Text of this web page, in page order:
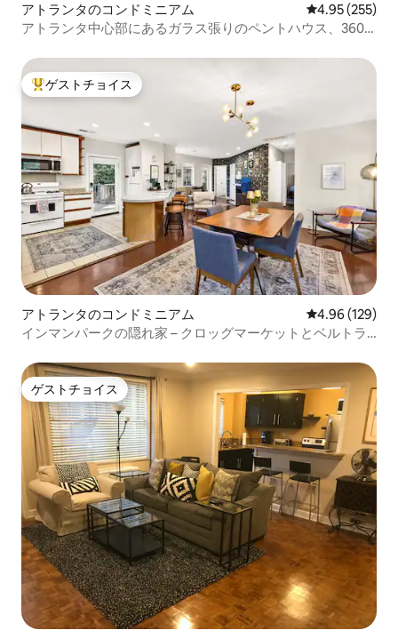
アトランタのコンドミニアム レビュー255
4.95 (255)
アトランタ中心部にあるガラス張りのペントハウス、360
大好評のゲストチョイスです。
ゲストチョイス
アトランタのコンドミニアム レビュー129
4.96 (129)
インマンパークの隠れ家 – クロッグマーケットとベルトラ
ゲストチョイス
ゲストチョイス